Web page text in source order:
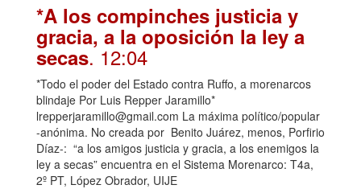
*A los compinches justicia y
gracia, a la oposición la ley a
secas. 12:04
*Todo el poder del Estado contra Ruffo, a morenarcos
blindaje Por Luis Repper Jaramillo*
lrepperjaramillo@gmail.com La máxima político/popular
-anónima. No creada por Benito Juárez, menos, Porfirio
Díaz-: “a los amigos justicia y gracia, a los enemigos la
ley a secas” encuentra en el Sistema Morenarco: T4a,
2º PT, López Obrador, UIJE